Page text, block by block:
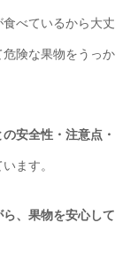
べているから大丈
険な果物をうっか
安全性・注意点・
ます。
、果物を安心して